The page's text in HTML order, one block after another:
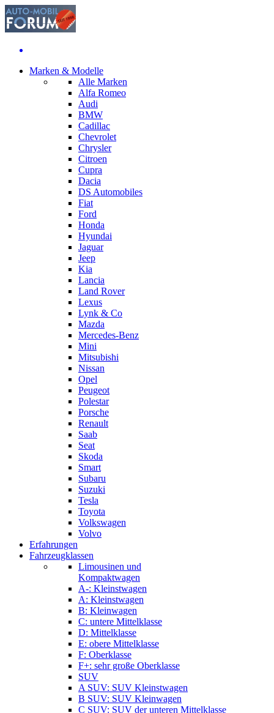
Marken & Modelle
Alle Marken
Alfa Romeo
Audi
BMW
Cadillac
Chevrolet
Chrysler
Citroen
Cupra
Dacia
DS Automobiles
Fiat
Ford
Honda
Hyundai
Jaguar
Jeep
Kia
Lancia
Land Rover
Lexus
Lynk & Co
Mazda
Mercedes-Benz
Mini
Mitsubishi
Nissan
Opel
Peugeot
Polestar
Porsche
Renault
Saab
Seat
Skoda
Smart
Subaru
Suzuki
Tesla
Toyota
Volkswagen
Volvo
Erfahrungen
Fahrzeugklassen
Limousinen und
Kompaktwagen
A-: Kleinstwagen
A: Kleinstwagen
B: Kleinwagen
C: untere Mittelklasse
D: Mittelklasse
E: obere Mittelklasse
F: Oberklasse
F+: sehr große Oberklasse
SUV
A SUV: SUV Kleinstwagen
B SUV: SUV Kleinwagen
C SUV: SUV der unteren Mittelklasse